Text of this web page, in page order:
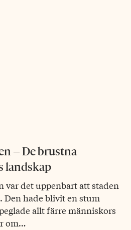
– De brustna
landskap
var det uppenbart att staden
Den hade blivit en stum
allt färre människors
om…